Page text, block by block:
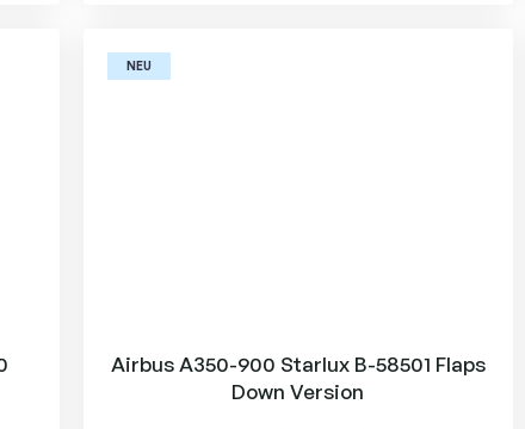
NEU
Airbus A350-900 Starlux B-58501 Flaps
Down Version